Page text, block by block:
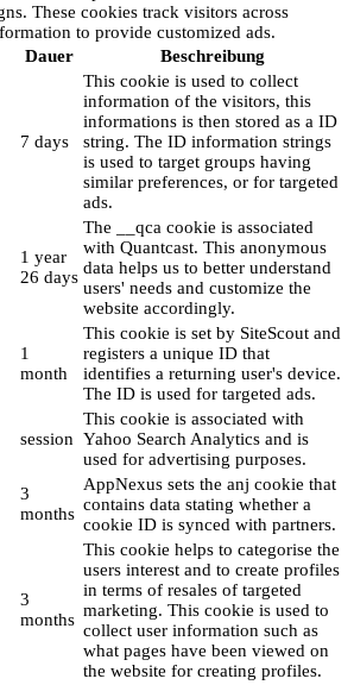
These cookies track visitors across
to provide customized ads.
Dauer Beschreibung
7 days
This cookie is used to collect
information of the visitors, this
informations is then stored as a ID
string. The ID information strings
is used to target groups having
similar preferences, or for targeted
ads.
1 year
26 days
The __qca cookie is associated
with Quantcast. This anonymous
data helps us to better understand
users' needs and customize the
website accordingly.
1
month
This cookie is set by SiteScout and
registers a unique ID that
identifies a returning user's device.
The ID is used for targeted ads.
session
This cookie is associated with
Yahoo Search Analytics and is
used for advertising purposes.
3
months
AppNexus sets the anj cookie that
contains data stating whether a
cookie ID is synced with partners.
3
months
This cookie helps to categorise the
users interest and to create profiles
in terms of resales of targeted
marketing. This cookie is used to
collect user information such as
what pages have been viewed on
the website for creating profiles.